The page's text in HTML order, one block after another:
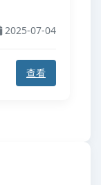
2025-07-04
查看